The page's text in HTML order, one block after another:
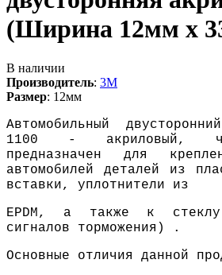
(Ширина 12мм х
В наличии
Производитель: 3M
Размер: 12мм
Автомобильный
1100 - акриловый,
предназначен для
автомобилей деталей из
вставки, уплотнители из
ЕPDM, а также к стеклу
сигналов торможения) .
Основные отличия данной